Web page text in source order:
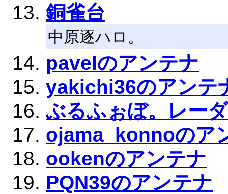
銅雀台
中原逐ハロ。
pavelのアンテナ
yakichi36のアンテ
ぶるふぉぼ。レー
ojama_konnoのア
ookenのアンテナ
PQN39のアンテナ